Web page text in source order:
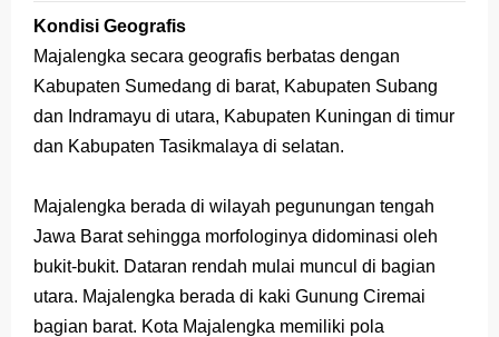
Kondisi Geografis
Majalengka secara geografis berbatas dengan
Kabupaten Sumedang di barat, Kabupaten Subang
dan Indramayu di utara, Kabupaten Kuningan di timur
dan Kabupaten Tasikmalaya di selatan.
Majalengka berada di wilayah pegunungan tengah
Jawa Barat sehingga morfologinya didominasi oleh
bukit-bukit. Dataran rendah mulai muncul di bagian
utara. Majalengka berada di kaki Gunung Ciremai
bagian barat. Kota Majalengka memiliki pola